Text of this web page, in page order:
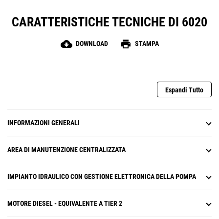
efficiente, che protegge e prolunga la vita utile dei
CARATTERISTICHE TECNICHE DI 6020
cloud_download DOWNLOAD print STAMPA
Espandi Tutto
INFORMAZIONI GENERALI
AREA DI MANUTENZIONE CENTRALIZZATA
IMPIANTO IDRAULICO CON GESTIONE ELETTRONICA DELLA POMPA
MOTORE DIESEL - EQUIVALENTE A TIER 2